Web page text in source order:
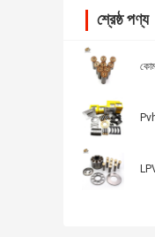
শ্রেষ্ঠ পণ্য